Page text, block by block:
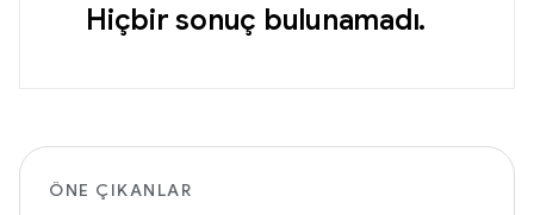
Hiçbir sonuç bulunamadı.
ÖNE ÇIKANLAR